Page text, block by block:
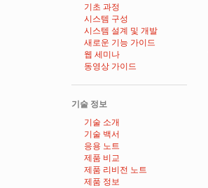
기초 과정
시스템 구성
시스템 설계 및 개발
새로운 기능 가이드
웹 세미나
동영상 가이드
기술 정보
기술 소개
기술 백서
응용 노트
제품 비교
제품 리비전 노트
제품 정보